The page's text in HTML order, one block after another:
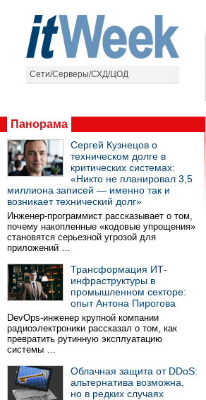
Сети/Серверы/СХД/ЦОД
Панорама
Сергей Кузнецов о
техническом долге в
критических системах:
«Никто не планировал 3,5
миллиона записей — именно так и
возникает технический долг»
Инженер-программист рассказывает о том,
почему накопленные «кодовые упрощения»
становятся серьезной угрозой для
приложений …
Трансформация ИТ-
инфраструктуры в
промышленном секторе:
опыт Антона Пирогова
DevOps-инженер крупной компании
радиоэлектроники рассказал о том, как
превратить рутинную эксплуатацию
системы …
Облачная защита от DDoS:
альтернатива возможна,
но в редких случаях